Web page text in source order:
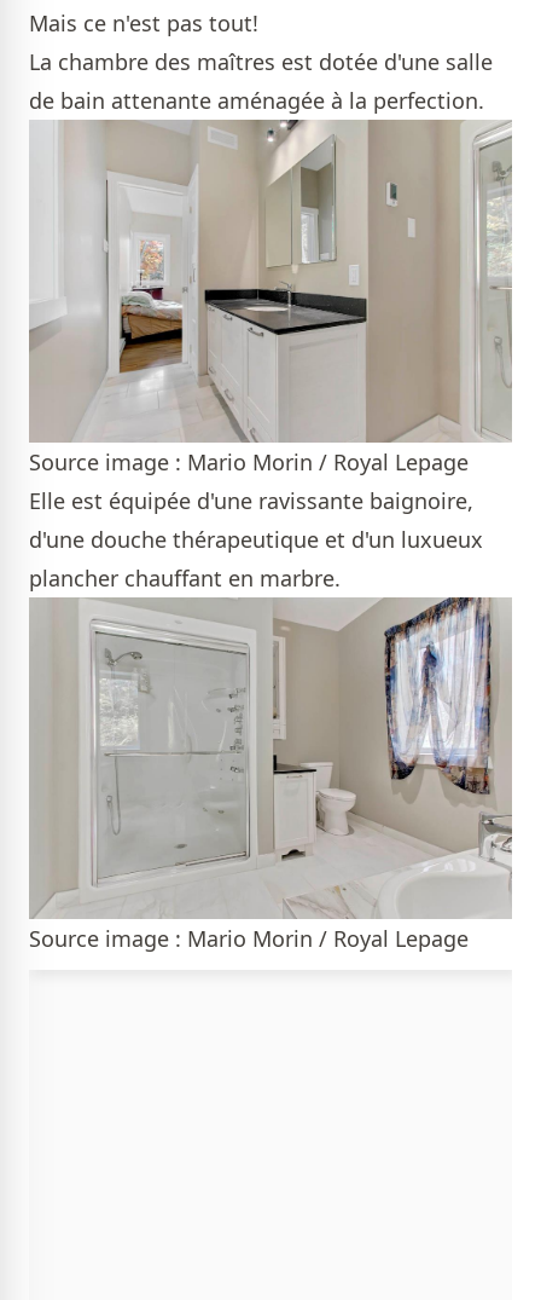
Mais ce n'est pas tout!
La chambre des maîtres est dotée d'une salle
de bain attenante aménagée à la perfection.
Source image : Mario Morin / Royal Lepage
Elle est équipée d'une ravissante baignoire,
d'une douche thérapeutique et d'un luxueux
plancher chauffant en marbre.
Source image : Mario Morin / Royal Lepage